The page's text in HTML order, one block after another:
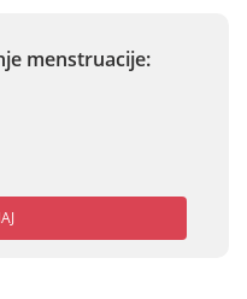
menstruacije: